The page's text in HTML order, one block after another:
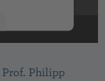
Philipp